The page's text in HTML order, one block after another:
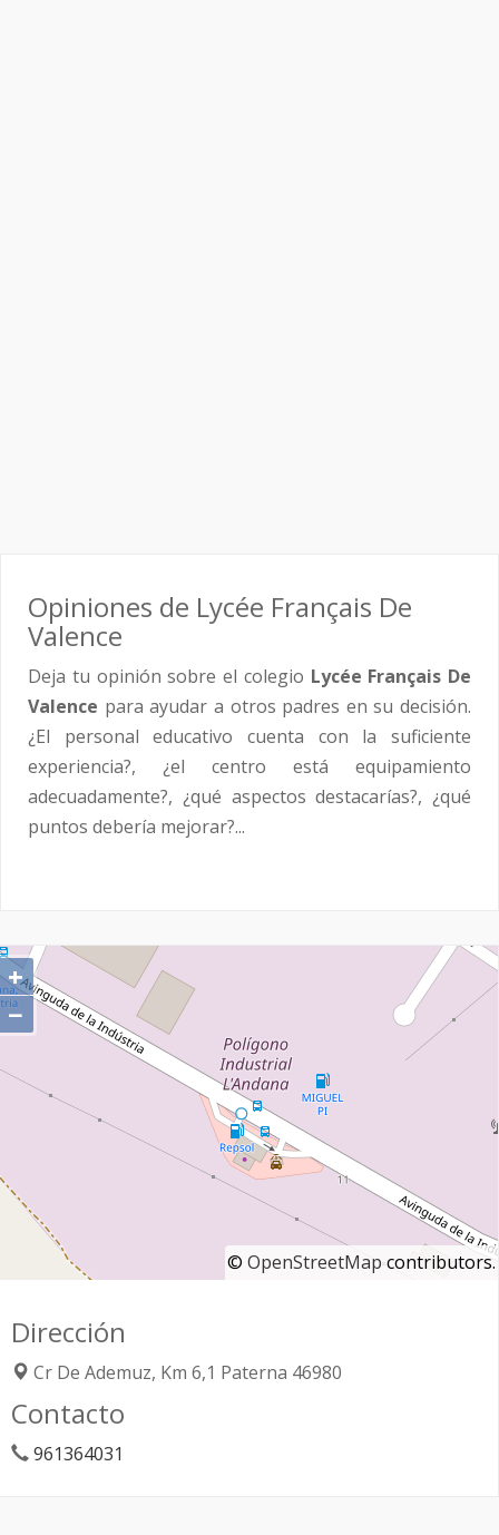
Opiniones de Lycée Français De
Valence
Deja tu opinión sobre el colegio Lycée Français De
Valence para ayudar a otros padres en su decisión.
¿El personal educativo cuenta con la suficiente
experiencia?, ¿el centro está equipamiento
adecuadamente?, ¿qué aspectos destacarías?, ¿qué
puntos debería mejorar?...
+
−
© OpenStreetMap contributors.
Dirección
Cr De Ademuz, Km 6,1 Paterna 46980
Contacto
961364031